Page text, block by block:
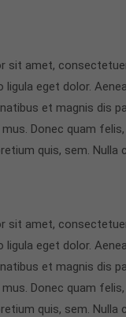
ligula eget dolor.
nascetur ridiculus
nec.
sit amet,
ligula eget dolor.
et magnis dis
Donec quam
quis, sem. Nulla
sit amet,
ligula eget dolor.
et magnis dis
Donec quam
quis, sem. Nulla